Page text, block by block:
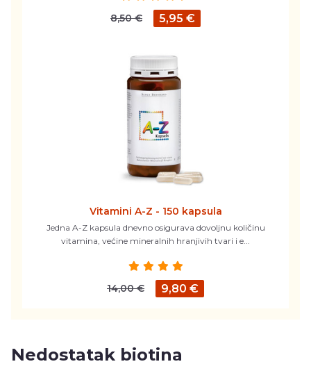
8,50 € 5,95 €
Vitamini A-Z - 150 kapsula
Jedna A-Z kapsula dnevno osigurava dovoljnu količinu
vitamina, većine mineralnih hranjivih tvari i e...
14,00 € 9,80 €
Nedostatak biotina